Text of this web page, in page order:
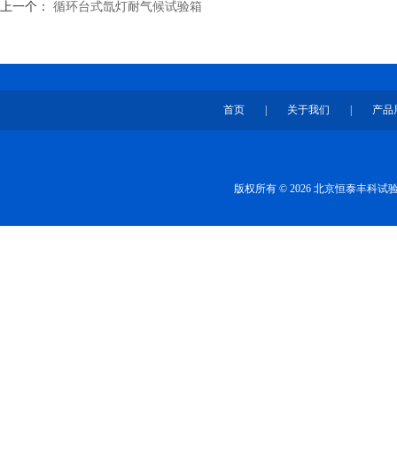
上一个： 循环台式氙灯耐气候试验箱
首页 关于我们 产品
版权所有 © 2026 北京恒泰丰科试